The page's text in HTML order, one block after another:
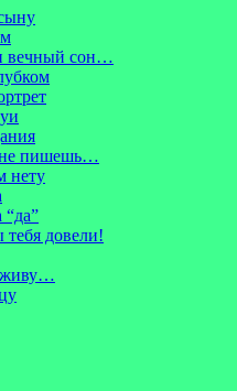
вечный сон…
пишешь…
нету
довели!
живу…